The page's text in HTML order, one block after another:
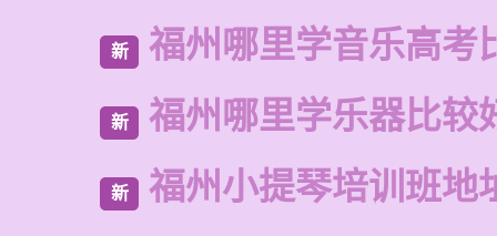
新 福州哪里学音乐高考
新 福州哪里学乐器比较
新 福州小提琴培训班地